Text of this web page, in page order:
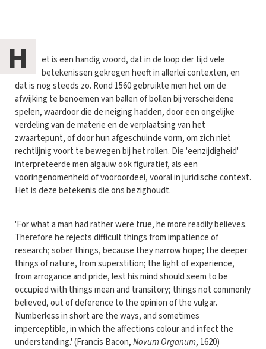
H
et is een handig woord, dat in de loop der tijd vele
betekenissen gekregen heeft in allerlei contexten, en
dat is nog steeds zo. Rond 1560 gebruikte men het om de
afwijking te benoemen van ballen of bollen bij verscheidene
spelen, waardoor die de neiging hadden, door een ongelijke
verdeling van de materie en de verplaatsing van het
zwaartepunt, of door hun afgeschuinde vorm, om zich niet
rechtlijnig voort te bewegen bij het rollen. Die 'eenzijdigheid'
interpreteerde men algauw ook figuratief, als een
vooringenomenheid of vooroordeel, vooral in juridische context.
Het is deze betekenis die ons bezighoudt.
'For what a man had rather were true, he more readily believes.
Therefore he rejects difficult things from impatience of
research; sober things, because they narrow hope; the deeper
things of nature, from superstition; the light of experience,
from arrogance and pride, lest his mind should seem to be
occupied with things mean and transitory; things not commonly
believed, out of deference to the opinion of the vulgar.
Numberless in short are the ways, and sometimes
imperceptible, in which the affections colour and infect the
understanding.' (Francis Bacon,Novum Organum, 1620)